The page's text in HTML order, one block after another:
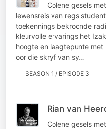
Colene gesels
lewensreis van regs
toekennings bekroonde
kleurvolle ervarings het
hoogte en laagtepunte met
oor die skryf van sy…
SEASON 1 / EPISODE 3
Rian van
Colene gesels